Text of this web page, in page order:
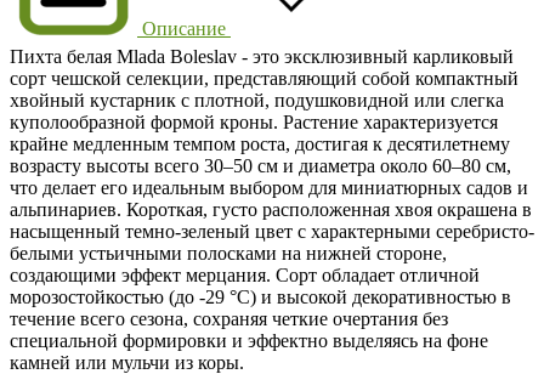
Описание
Пихта белая Mlada Boleslav - это эксклюзивный карликовый
сорт чешской селекции, представляющий собой компактный
хвойный кустарник с плотной, подушковидной или слегка
куполообразной формой кроны. Растение характеризуется
крайне медленным темпом роста, достигая к десятилетнему
возрасту высоты всего 30–50 см и диаметра около 60–80 см,
что делает его идеальным выбором для миниатюрных садов и
альпинариев. Короткая, густо расположенная хвоя окрашена в
насыщенный темно-зеленый цвет с характерными серебристо-
белыми устьичными полосками на нижней стороне,
создающими эффект мерцания. Сорт обладает отличной
морозостойкостью (до -29 °C) и высокой декоративностью в
течение всего сезона, сохраняя четкие очертания без
специальной формировки и эффектно выделяясь на фоне
камней или мульчи из коры.